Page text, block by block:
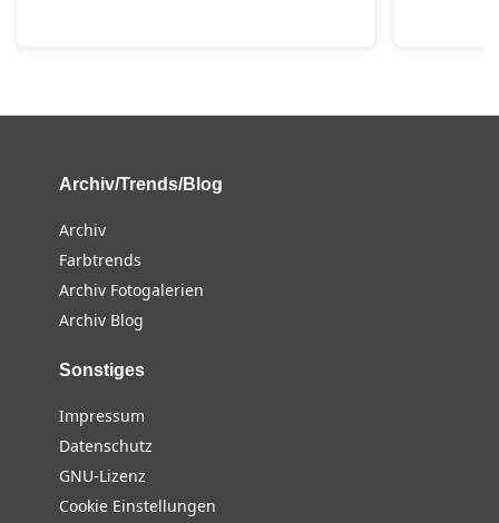
Archiv/Trends/Blog
Archiv
Farbtrends
Archiv Fotogalerien
Archiv Blog
Sonstiges
Impressum
Datenschutz
GNU-Lizenz
Cookie Einstellungen